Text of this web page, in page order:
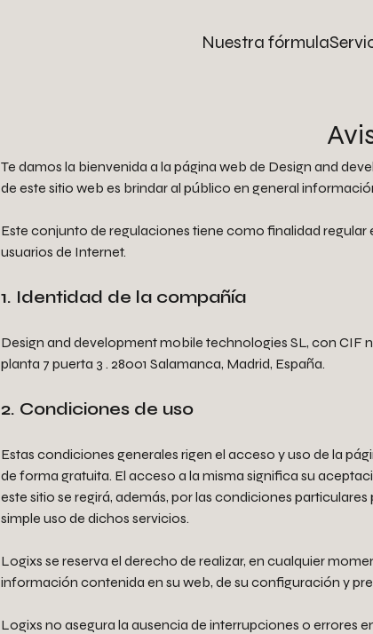
Nuestra fórmula
Te damos la bienvenida a la página web de Design and
de este sitio web es brindar al público en general
Este conjunto de regulaciones tiene como finalidad
usuarios de Internet.
1. Identidad de la compañía
Design and development mobile technologies SL, con CIF
planta 7 puerta 3 . 28001 Salamanca, Madrid, España.
2. Condiciones de uso
Estas condiciones generales rigen el acceso y uso de la
de forma gratuita. El acceso a la misma significa su
este sitio se regirá, además, por las condiciones
simple uso de dichos servicios.
Logixs se reserva el derecho de realizar, en cualquier
información contenida en su web, de su configuración y
Logixs no asegura la ausencia de interrupciones o errores